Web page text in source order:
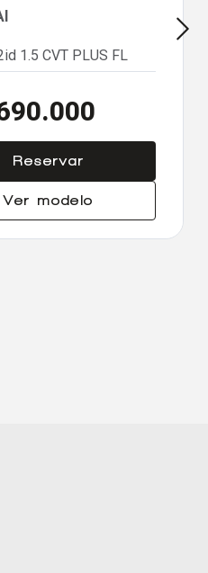
1.5 CVT PLUS FL
Reservar
Ver modelo